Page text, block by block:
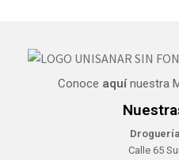
Conoce aquínuestra
Calle 65